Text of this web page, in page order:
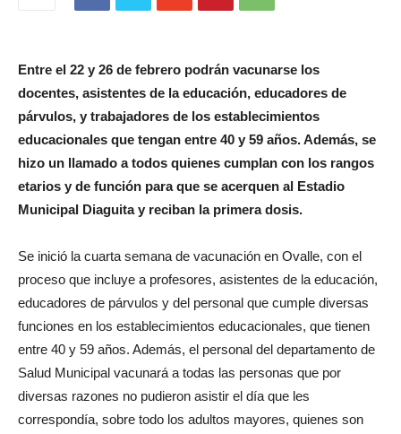
Entre el 22 y 26 de febrero podrán vacunarse los
docentes, asistentes de la educación, educadores de
párvulos, y trabajadores de los establecimientos
educacionales que tengan entre 40 y 59 años. Además, se
hizo un llamado a todos quienes cumplan con los rangos
etarios y de función para que se acerquen al Estadio
Municipal Diaguita y reciban la primera dosis.
Se inició la cuarta semana de vacunación en Ovalle, con el
proceso que incluye a profesores, asistentes de la educación,
educadores de párvulos y del personal que cumple diversas
funciones en los establecimientos educacionales, que tienen
entre 40 y 59 años. Además, el personal del departamento de
Salud Municipal vacunará a todas las personas que por
diversas razones no pudieron asistir el día que les
correspondía, sobre todo los adultos mayores, quienes son